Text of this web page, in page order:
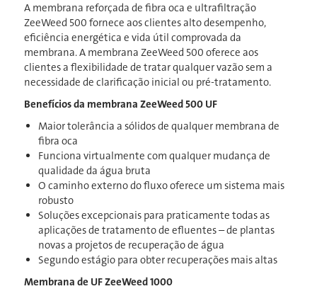
A membrana reforçada de fibra oca e ultrafiltração
ZeeWeed 500 fornece aos clientes alto desempenho,
eficiência energética e vida útil comprovada da
membrana. A membrana ZeeWeed 500 oferece aos
clientes a flexibilidade de tratar qualquer vazão sem a
necessidade de clarificação inicial ou pré-tratamento.
Benefícios da membrana ZeeWeed 500 UF
Maior tolerância a sólidos de qualquer membrana de
fibra oca
Funciona virtualmente com qualquer mudança de
qualidade da água bruta
O caminho externo do fluxo oferece um sistema mais
robusto
Soluções excepcionais para praticamente todas as
aplicações de tratamento de efluentes – de plantas
novas a projetos de recuperação de água
Segundo estágio para obter recuperações mais altas
Membrana de UF ZeeWeed 1000